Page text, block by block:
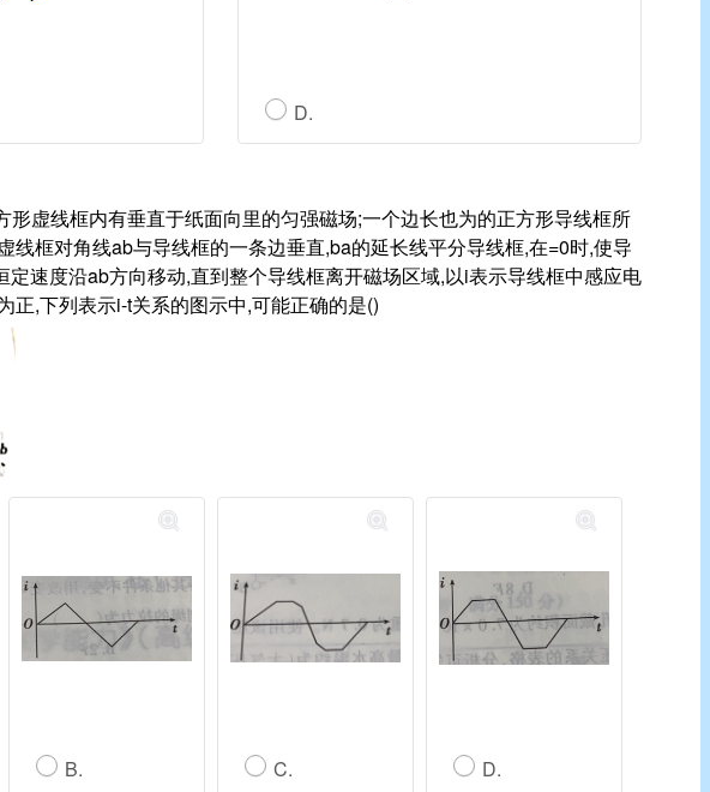
D.
形虚线框内有垂直于纸面向里的匀强磁场;一个边长也为的正方形导线框所
线框对角线ab与导线框的一条边垂直,ba的延长线平分导线框,在=0时,使导
定速度沿ab方向移动,直到整个导线框离开磁场区域,以i表示导线框中感应电
正,下列表示i-t关系的图示中,可能正确的是()
B. C. D.